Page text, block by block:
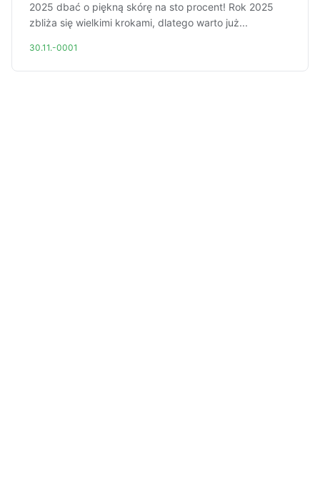
2025 dbać o piękną skórę na sto procent! Rok 2025
zbliża się wielkimi krokami, dlatego warto już...
30.11.-0001